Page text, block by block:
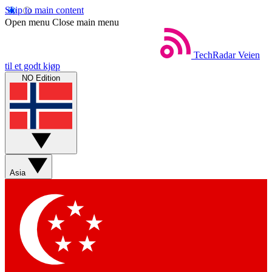
Skip to main content
Open menu Close main menu
TechRadar Veien
til et godt kjøp
NO Edition
Asia